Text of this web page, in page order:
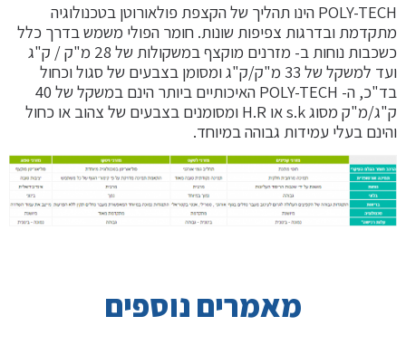
POLY-TECH הינו תהליך של הקצפת פולאורוטן בטכנולוגיה
מתקדמת ובדרגות צפיפות שונות. חומר הפולי משמש בדרך כלל
כשכבות נוחות ב- מזרנים מוקצף במשקולות של 28 מ"ק / ק"ג
ועד למשקל של 33 מ"ק/ק"ג ומסומן בצבעים של סגול וכחול
בד"כ, ה- POLY-TECH האיכותיים ביותר הינם במשקל של 40
ק"ג/מ"ק מסוג s.k או H.R ומסומנים בצבעים של צהוב או כחול
והינם בעלי עמידות גבוהה במיוחד.
מאמרים נוספים